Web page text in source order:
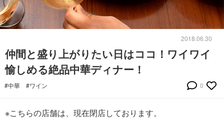
2018.06.30
仲間と盛り上がりたい日はココ！ワイワイ
愉しめる絶品中華ディナー！
#中華 #ワイン 0
※こちらの店舗は、現在閉店しております。